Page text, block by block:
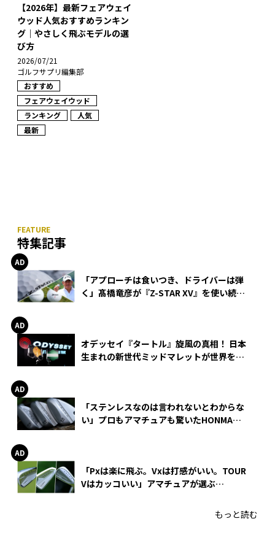
【2026年】最新フェアウェイ
ウッド人気おすすめランキン
グ｜やさしく飛ぶモデルの選
び方
2026/07/21
ゴルフサプリ編集部
おすすめ
フェアウェイウッド
ランキング
人気
最新
特集記事
「アプローチは食いつき、ドライバーは弾
く」髙橋竜彦が『Z-STAR XV』を使い続け
オデッセイ『タートル』旋風の真相！ 日本
生まれの新世代ミッドマレットが世界を席
「ステンレスなのは言われないとわからな
い」プロもアマチュアも驚いたHONMA
「Pxは楽に飛ぶ。Vxは打感がいい。TOUR
Vはカッコいい」アマチュアが選ぶ
もっと読む